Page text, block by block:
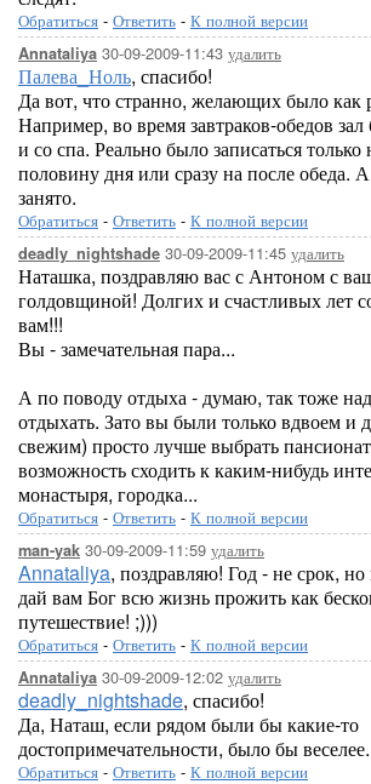
Обратиться - Ответить - К полной версии
Annataliya 30-09-2009-11:43 удалить
Палева_Ноль, спасибо!
Да вот, что странно, желающих было как
Например, во время завтраков-обедов
и со спа. Реально было записаться
половину дня или сразу на после обеда.
занято.
Обратиться - Ответить - К полной версии
deadly_nightshade 30-09-2009-11:45 удалить
Наташка, поздравляю вас с Антоном с
голдовщиной! Долгих и счастливых лет
вам!!!
Вы - замечательная пара...
А по поводу отдыха - думаю, так тоже
отдыхать. Зато вы были только вдвоем и
свежим) просто лучше выбрать
возможность сходить к каким-нибудь
монастыря, городка...
Обратиться - Ответить - К полной версии
man-yak 30-09-2009-11:59 удалить
Annataliya, поздравляю! Год - не срок, но
дай вам Бог всю жизнь прожить как
путешествие! ;)))
Обратиться - Ответить - К полной версии
Annataliya 30-09-2009-12:02 удалить
deadly_nightshade, спасибо!
Да, Наташ, если рядом были бы какие-то
достопримечательности, было бы
Обратиться - Ответить - К полной версии